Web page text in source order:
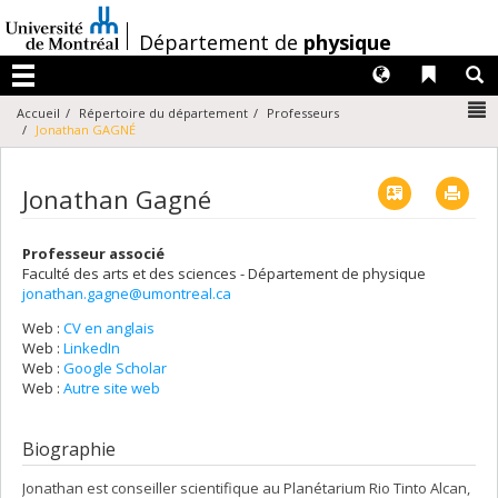
au
contenu
/Département de physique
Menu
Liens
Langues
Accueil Répertoire du département
Professeurs
Jonathan GAGNÉ
Jonathan Gagné Vcard
Professeur associé
Faculté des arts et des sciences - Département de physique
jonathan.gagne@umontreal.ca
Courriels
Web : CV en anglais
Web : LinkedIn
Web : Google Scholar
Web : Autre site web
Biographie
Jonathan est conseiller scientifique au Planétarium Rio Tinto Alcan,